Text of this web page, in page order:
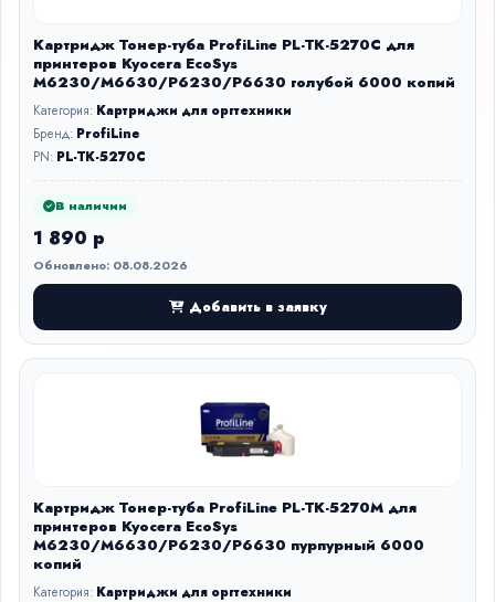
Картридж Тонер-туба ProfiLine PL-TK-5270C для
принтеров Kyocera EcoSys
M6230/M6630/P6230/P6630 голубой 6000 копий
Категория: Картриджи для оргтехники
Бренд: ProfiLine
PN: PL-TK-5270C
В наличии
1 890 р
Обновлено: 08.08.2026
Добавить в заявку
Картридж Тонер-туба ProfiLine PL-TK-5270M для
принтеров Kyocera EcoSys
M6230/M6630/P6230/P6630 пурпурный 6000
копий
Категория: Картриджи для оргтехники